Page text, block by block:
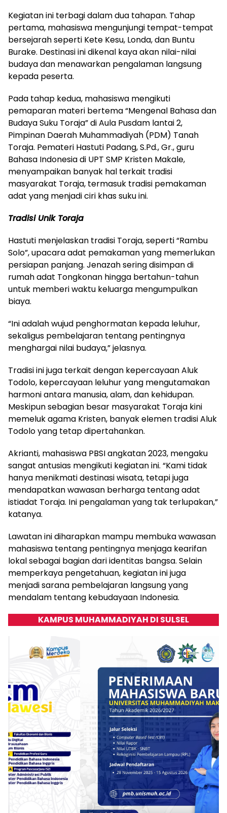
Kegiatan ini terbagi dalam dua tahapan. Tahap
pertama, mahasiswa mengunjungi tempat-tempat
bersejarah seperti Kete Kesu, Londa, dan Buntu
Burake. Destinasi ini dikenal kaya akan nilai-nilai
budaya dan menawarkan pengalaman langsung
kepada peserta.
Pada tahap kedua, mahasiswa mengikuti
pemaparan materi bertema “Mengenal Bahasa dan
Budaya Suku Toraja” di Aula Pusdam lantai 2,
Pimpinan Daerah Muhammadiyah (PDM) Tanah
Toraja. Pemateri Hastuti Padang, S.Pd., Gr., guru
Bahasa Indonesia di UPT SMP Kristen Makale,
menyampaikan banyak hal terkait tradisi
masyarakat Toraja, termasuk tradisi pemakaman
adat yang menjadi ciri khas suku ini.
Tradisi Unik Toraja
Hastuti menjelaskan tradisi Toraja, seperti “Rambu
Solo”, upacara adat pemakaman yang memerlukan
persiapan panjang. Jenazah sering disimpan di
rumah adat Tongkonan hingga bertahun-tahun
untuk memberi waktu keluarga mengumpulkan
biaya.
“Ini adalah wujud penghormatan kepada leluhur,
sekaligus pembelajaran tentang pentingnya
menghargai nilai budaya,” jelasnya.
Tradisi ini juga terkait dengan kepercayaan Aluk
Todolo, kepercayaan leluhur yang mengutamakan
harmoni antara manusia, alam, dan kehidupan.
Meskipun sebagian besar masyarakat Toraja kini
memeluk agama Kristen, banyak elemen tradisi Aluk
Todolo yang tetap dipertahankan.
Akrianti, mahasiswa PBSI angkatan 2023, mengaku
sangat antusias mengikuti kegiatan ini. “Kami tidak
hanya menikmati destinasi wisata, tetapi juga
mendapatkan wawasan berharga tentang adat
istiadat Toraja. Ini pengalaman yang tak terlupakan,”
katanya.
Lawatan ini diharapkan mampu membuka wawasan
mahasiswa tentang pentingnya menjaga kearifan
lokal sebagai bagian dari identitas bangsa. Selain
memperkaya pengetahuan, kegiatan ini juga
menjadi sarana pembelajaran langsung yang
mendalam tentang kebudayaan Indonesia.
KAMPUS MUHAMMADIYAH DI SULSEL